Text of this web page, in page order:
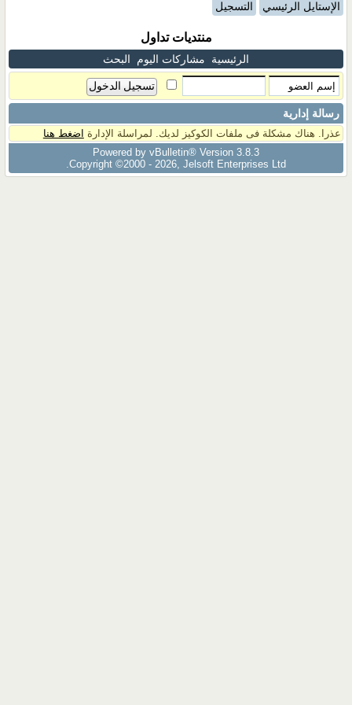
الإستايل الرئيسي التسجيل
منتديات تداول
الرئيسية مشاركات اليوم البحث
رسالة إدارية
عذرا. هناك مشكلة فى ملفات الكوكيز لديك. لمراسلة الإدارة اضغط هنا
Powered by vBulletin® Version 3.8.3
Copyright ©2000 - 2026, Jelsoft Enterprises Ltd.